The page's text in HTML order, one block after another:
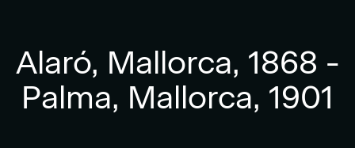
Alaró, Mallorca, 1868 -
Palma, Mallorca, 1901